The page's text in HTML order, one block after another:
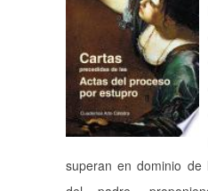
superan en dominio